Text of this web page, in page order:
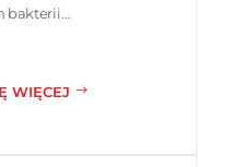
bakterii…
WIĘCEJ